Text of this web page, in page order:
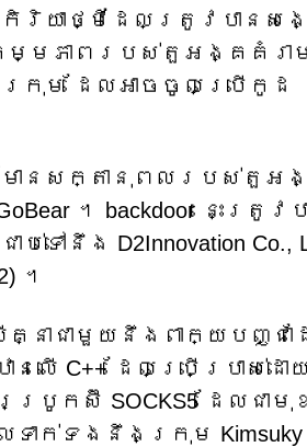
រិយាថ្មីដែលត្រូវបានសង្
ម្មភាពរបស់តួអង្គគំរា
រុម ដែលអាចចូលប្រើកូដ
មានសក្តានុពលរបស់តួអ
។ backdoor នេះត្រូវប
ង D2Innovation Co.,
។
គ្នាជាមួយនឹងពាក្យបញ្ជា
ានលើ C++ ដែលប្រើប្រាស់ដោ
ប្រូកស៊ី SOCKS5 ដែលជាមុ
ទាក់ទងនឹងក្រុម Kimsuky